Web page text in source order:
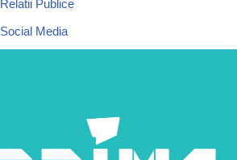
Relatii Publice
Social Media